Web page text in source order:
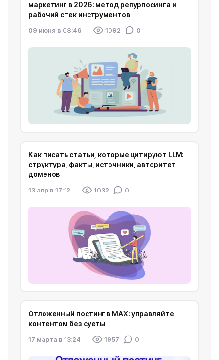
маркетинг в 2026: метод репурпосинга и
рабочий стек инструментов
09 июня в 08:46 1092 0
Как писать статьи, которые цитируют LLM:
структура, факты, источники, авторитет
доменов
13 апр в 17:12 1032 0
Отложенный постинг в MAX: управляйте
контентом без суеты
17 марта в 13:24 1957 0